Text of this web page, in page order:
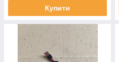
Купити